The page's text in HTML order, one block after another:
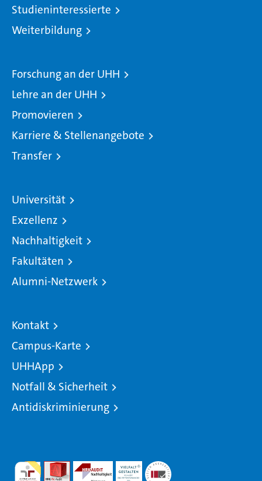
Studieninteressierte
Weiterbildung
Forschung an der UHH
Lehre an der UHH
Promovieren
Karriere & Stellenangebote
Transfer
Universität
Exzellenz
Nachhaltigkeit
Fakultäten
Alumni-Netzwerk
Kontakt
Campus-Karte
UHHApp
Notfall & Sicherheit
Antidiskriminierung